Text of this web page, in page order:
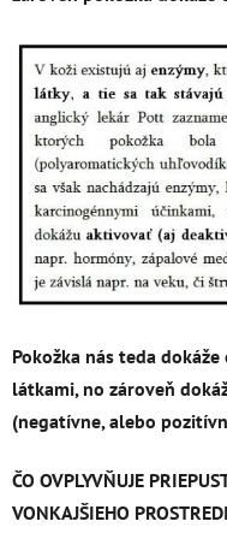
Pokožka nás teda dokáže
látkami, no zároveň
(negatívne, alebo
ČO OVPLYVŇUJE
VONKAJŠIEHO